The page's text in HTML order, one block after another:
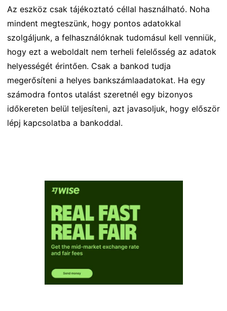
Az eszköz csak tájékoztató céllal használható. Noha
mindent megteszünk, hogy pontos adatokkal
szolgáljunk, a felhasználóknak tudomásul kell venniük,
hogy ezt a weboldalt nem terheli felelősség az adatok
helyességét érintően. Csak a bankod tudja
megerősíteni a helyes bankszámlaadatokat. Ha egy
számodra fontos utalást szeretnél egy bizonyos
időkereten belül teljesíteni, azt javasoljuk, hogy először
lépj kapcsolatba a bankoddal.